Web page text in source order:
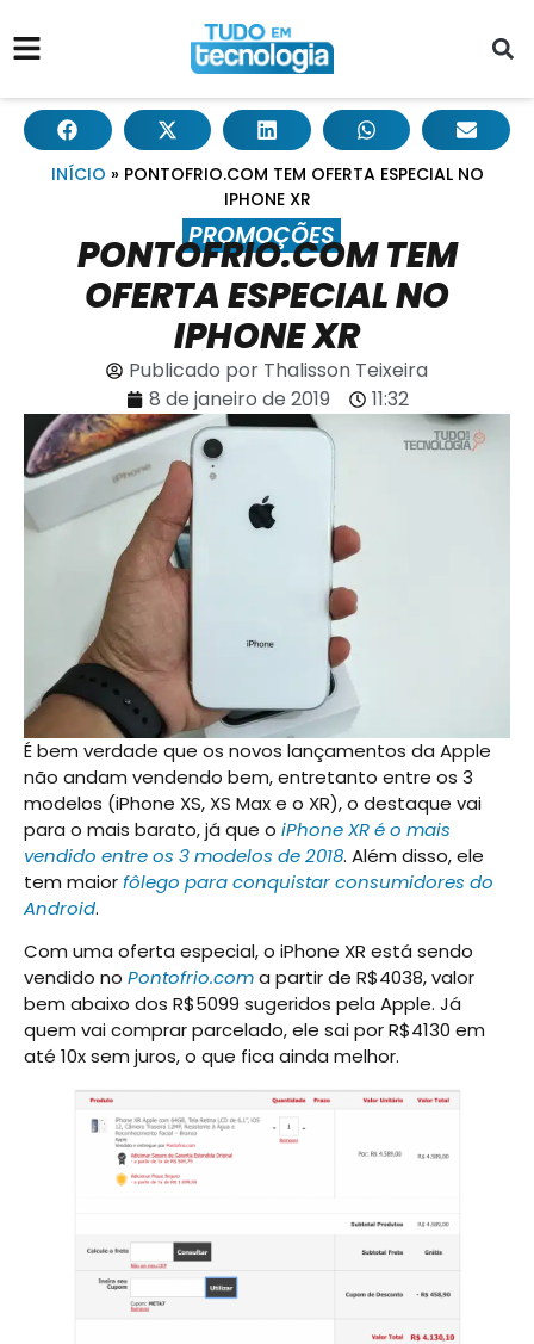
INÍCIO » PONTOFRIO.COM TEM OFERTA ESPECIAL NO
IPHONE XR
PROMOÇÕES
PONTOFRIO.COM TEM
OFERTA ESPECIAL NO
IPHONE XR
Publicado por Thalisson Teixeira
8 de janeiro de 2019
11:32
É bem verdade que os novos lançamentos da Apple
não andam vendendo bem, entretanto entre os 3
modelos (iPhone XS, XS Max e o XR), o destaque vai
para o mais barato, já que o iPhone XR é o mais
vendido entre os 3 modelos de 2018. Além disso, ele
tem maiorfôlego para conquistar consumidores do
Android.
Com uma oferta especial, o iPhone XR está sendo
vendido no Pontofrio.coma partir de R$4038, valor
bem abaixo dos R$5099 sugeridos pela Apple. Já
quem vai comprar parcelado, ele sai por R$4130 em
até 10x sem juros, o que fica ainda melhor.